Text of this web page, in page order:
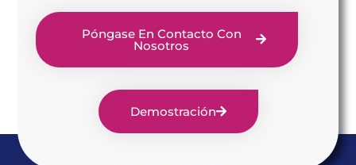
Póngase En Contacto Con
Nosotros
Demostración